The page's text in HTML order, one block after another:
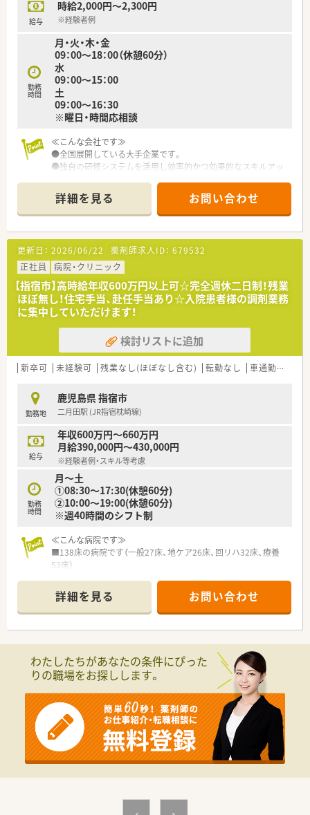
・看護休暇
・短時間勤務
＜こんな方にオススメ＞
■調剤薬局のご経験がない方、ブランクのある方
■１人薬剤師などは避けて、周りに質問できる環境で働きたい方
■今後のライフイベントに備えて、転勤や育児に理解のある環境
を求める方
給与
時給2,000円～2,300円
※経験者例
勤務
時間
月・火・木・金
09：00～18：00（休憩60分）
水
09：00～15：00
土
09：00～16：30
※曜日・時間応相談
≪こんな会社です≫
●全国展開している大手企業です。
●独自の研修システムを活用し効率的かつ効果的なスキルアッ
その他、カフェテリア研修や社内学術大会などその方が目指す社
会人像に合わせた学ぶ環境が充実しています。
●週20時間以上の勤務で社会保険に加入が可能です。
●サポート体制が整っており育児との両立にも理解がある職場
です。
●全国に店舗がありますので旦那様の転勤がある場合も店舗異
動にて対応することが可能です。
詳細を見る お問い合わせ
更新日： 2026/06/22 薬剤師求人ID： 679532
正社員
病院・クリニック
【指宿市】高時給年収600万円以上可☆完全週休二日制！残業
ほぼ無し！住宅手当、赴任手当あり☆入院患者様の調剤業務
に集中していただけます！
検討リストに追加
新卒可 未経験可 残業なし(ほぼなし含む) 転勤なし 車通勤可
勤務地
鹿児島県 指宿市
二月田駅 (JR指宿枕崎線)
給与
年収600万円～660万円
月給390,000円～430,000円
※経験者例・スキル等考慮
勤務
時間
月～土
①08:30～17:30(休憩60分)
②10:00～19:00(休憩60分)
※週40時間のシフト制
≪こんな病院です≫
■138床の病院です（一般27床、地ケア26床、回リハ32床、療養
53床）
科・リハビリテーション科の診療科目がございます。
■薬剤師常勤1名、非常勤1名、薬剤助手常勤3名体制です。
■0歳より利用可能な託児所がございます！
■住宅手当、赴任手当あり！
■調剤、服薬指導、医薬品管理がメイン業務です。
■その他付随する病院調剤業務
■外来院外処方
■入院調剤 2週間処方メイン
■入院時つなぎ処方、臨時あり
■病棟調剤メイン
■退院時指導は必要な方に対して実施
詳細を見る お問い合わせ
わたしたちがあなたの条件にぴった
りの職場をお探しします。